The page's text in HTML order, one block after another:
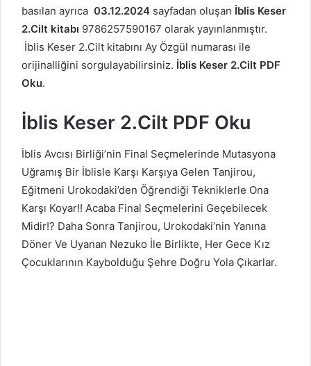
basılan ayrıca 03.12.2024 sayfadan oluşan İblis Keser
2.Cilt kitabı 9786257590167 olarak yayınlanmıştır.
İblis Keser 2.Cilt kitabını Ay Özgül numarası ile
orijinalliğini sorgulayabilirsiniz. İblis Keser 2.Cilt PDF
Oku.
İblis Keser 2.Cilt PDF Oku
İblis Avcısı Birliği’nin Final Seçmelerinde Mutasyona
Uğramış Bir İblisle Karşı Karşıya Gelen Tanjirou,
Eğitmeni Urokodaki’den Öğrendiği Tekniklerle Ona
Karşı Koyar!! Acaba Final Seçmelerini Geçebilecek
Midir!? Daha Sonra Tanjirou, Urokodaki’nin Yanına
Döner Ve Uyanan Nezuko İle Birlikte, Her Gece Kız
Çocuklarının Kaybolduğu Şehre Doğru Yola Çıkarlar.